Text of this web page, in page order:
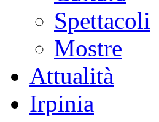
Spettacoli
Mostre
Attualità
Irpinia